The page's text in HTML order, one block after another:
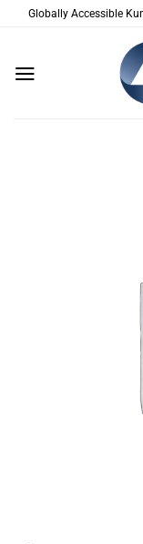
Globally Accessible